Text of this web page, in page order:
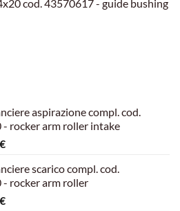
cod. 43570617 - guide bushing
aspirazione compl. cod.
rocker arm roller intake
Il
attuale
è:
30,00€.
scarico compl. cod.
rocker arm roller
Il